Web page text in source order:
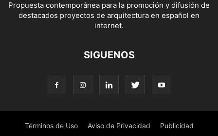
Propuesta contemporánea para la promoción y difusión de
destacados proyectos de arquitectura en español en
internet.
SIGUENOS
Términos de Uso Aviso de Privacidad Publicidad